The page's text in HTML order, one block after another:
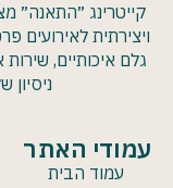
קייטרינג ״התאנה״
ויצירתית לאירועים
גלם איכותיים,
ניסיון
עמודי האתר
עמוד הבית